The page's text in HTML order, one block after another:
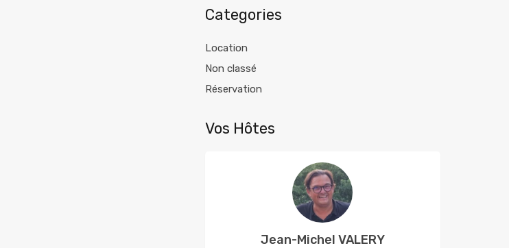
Categories
Location
Non classé
Réservation
Vos Hôtes
Jean-Michel VALERY